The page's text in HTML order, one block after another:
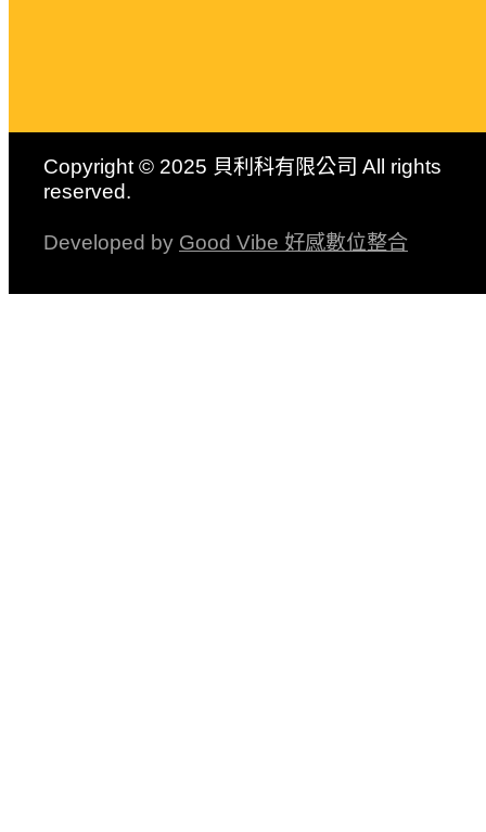
Copyright © 2025 貝利科有限公司 All rights
reserved.
Developed by Good Vibe 好感數位整合